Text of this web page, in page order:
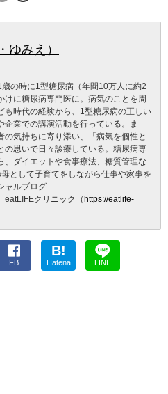
ゆみえ）
の時に1型糖尿病（年間10万人に約2
けに糖尿病専門医に。病気のことを周
も時代の経験から、1型糖尿病の正しい
業での講演活動を行っている。ま
気持ちに寄り添い、「病気を個性と
の思いで日々診療している。糖尿病専
、ダイエットや食事療法、糖質管理な
として子育てをしながら仕事や家事を
ャルブログ
eatLIFEクリニック（ https://eatlife-
FB
B!
Hatena LINE